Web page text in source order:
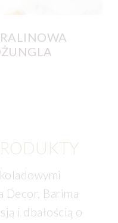
Decor, Barima
i dbałością o